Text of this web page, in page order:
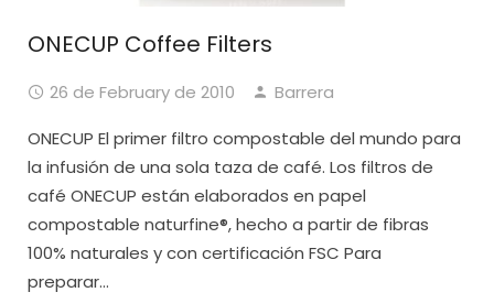
ONECUP Coffee Filters
26 de February de 2010
Barrera
ONECUP El primer filtro compostable del mundo para
la infusión de una sola taza de café. Los filtros de
café ONECUP están elaborados en papel
compostable naturfine®, hecho a partir de fibras
100% naturales y con certificación FSC Para
preparar...